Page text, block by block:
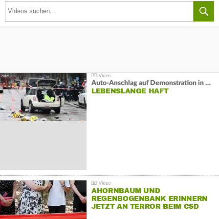
Auto-Anschlag auf Demonstration in München:
LEBENSLANGE HAFT
AHORNBAUM UND
REGENBOGENBANK ERINNERN
JETZT AN TERROR BEIM CSD